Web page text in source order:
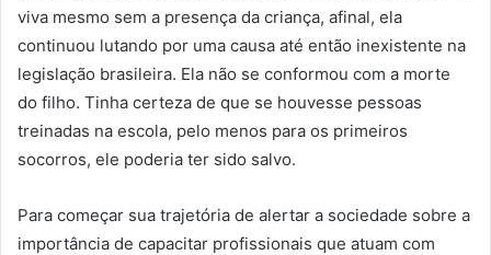
viva mesmo sem a presença da criança, afinal, ela
continuou lutando por uma causa até então inexistente na
legislação brasileira. Ela não se conformou com a morte
do filho. Tinha certeza de que se houvesse pessoas
treinadas na escola, pelo menos para os primeiros
socorros, ele poderia ter sido salvo.
Para começar sua trajetória de alertar a sociedade sobre a
importância de capacitar profissionais que atuam com